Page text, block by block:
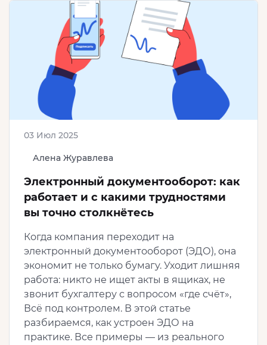
Алена Журавлева
03 Июл 2025
Электронный документооборот: как
работает и с какими трудностями
вы точно столкнётесь
Когда компания переходит на
электронный документооборот (ЭДО), она
экономит не только бумагу. Уходит лишняя
работа: никто не ищет акты в ящиках, не
звонит бухгалтеру с вопросом «где счёт»,
Всё под контролем. В этой статье
разбираемся, как устроен ЭДО на
практике. Все примеры — из реального